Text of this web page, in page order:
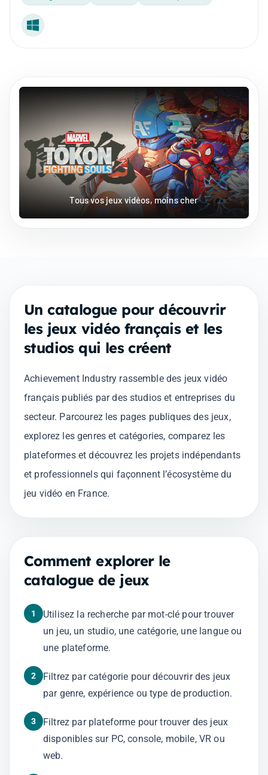
Windows
Tous vos jeux vidéos, moins cher
Un catalogue pour découvrir
les jeux vidéo français et les
studios qui les créent
Achievement Industry rassemble des jeux vidéo
français publiés par des studios et entreprises du
secteur. Parcourez les pages publiques des jeux,
explorez les genres et catégories, comparez les
plateformes et découvrez les projets indépendants
et professionnels qui façonnent l’écosystème du
jeu vidéo en France.
Comment explorer le
catalogue de jeux
1
Utilisez la recherche par mot-clé pour trouver
un jeu, un studio, une catégorie, une langue ou
une plateforme.
2
Filtrez par catégorie pour découvrir des jeux
par genre, expérience ou type de production.
3
Filtrez par plateforme pour trouver des jeux
disponibles sur PC, console, mobile, VR ou
web.